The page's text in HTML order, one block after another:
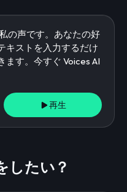
再生
したい？